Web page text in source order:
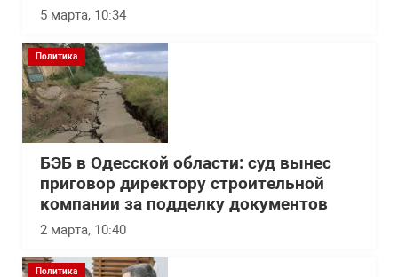
5 марта, 10:34
Политика
БЭБ в Одесской области: суд вынес
приговор директору строительной
компании за подделку документов
2 марта, 10:40
Политика